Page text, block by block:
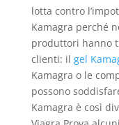
lotta contro
Kamagra perché
produttori hanno
clienti: il gel
Kamagra o le
possono
Kamagra è così